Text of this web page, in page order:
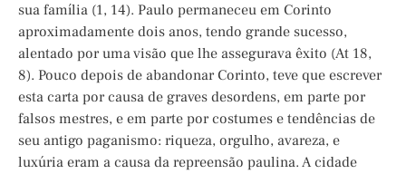
sua família (1, 14). Paulo permaneceu em Corinto
aproximadamente dois anos, tendo grande sucesso,
alentado por uma visão que lhe assegurava êxito (At 18,
8). Pouco depois de abandonar Corinto, teve que escrever
esta carta por causa de graves desordens, em parte por
falsos mestres, e em parte por costumes e tendências de
seu antigo paganismo: riqueza, orgulho, avareza, e
luxúria eram a causa da repreensão paulina. A cidade